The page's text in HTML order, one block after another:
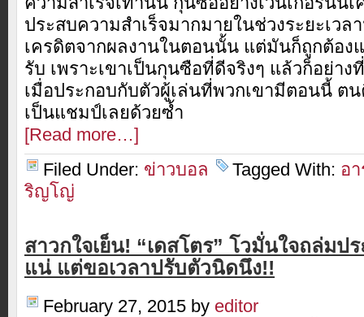
ประสบความสำเร็จมากมายในช่วงระยะเวล
เครดิตจากผลงานในตอนนั้น แต่มันก็ถูกต้อง
รับ เพราะเขาเป็นกุนซือที่ดีจริงๆ แล้วก็อย่าง
เมื่อประกอบกับตัวผู้เล่นที่พวกเขามีตอนนี้ ต
เป็นแชมป์เลยด้วยซ้ำ
[Read more…]
Filed Under: ข่าวบอล Tagged With: อ
ริญโญ่
สาวกใจเย็น! “เดสโตร” โวมั่นใจถล่มป
แน่ แต่ขอเวลาปรับตัวนิดนึง!!
February 27, 2015 by editor